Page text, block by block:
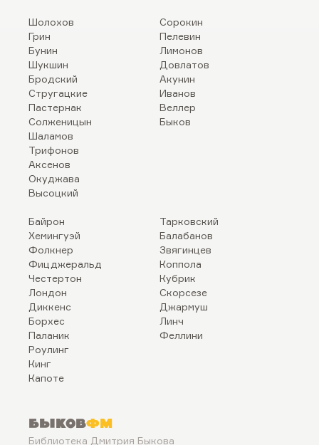
Шолохов
Грин
Бунин
Шукшин
Бродский
Стругацкие
Пастернак
Солженицын
Шаламов
Трифонов
Аксенов
Окуджава
Высоцкий
Сорокин
Пелевин
Лимонов
Довлатов
Акунин
Иванов
Веллер
Быков
Байрон
Хемингуэй
Фолкнер
Фицджеральд
Честертон
Лондон
Диккенс
Борхес
Паланик
Роулинг
Кинг
Капоте
Тарковский
Балабанов
Звягинцев
Коппола
Кубрик
Скорсезе
Джармуш
Линч
Феллини
БыковФМ
Библиотека Дмитрия Быкова